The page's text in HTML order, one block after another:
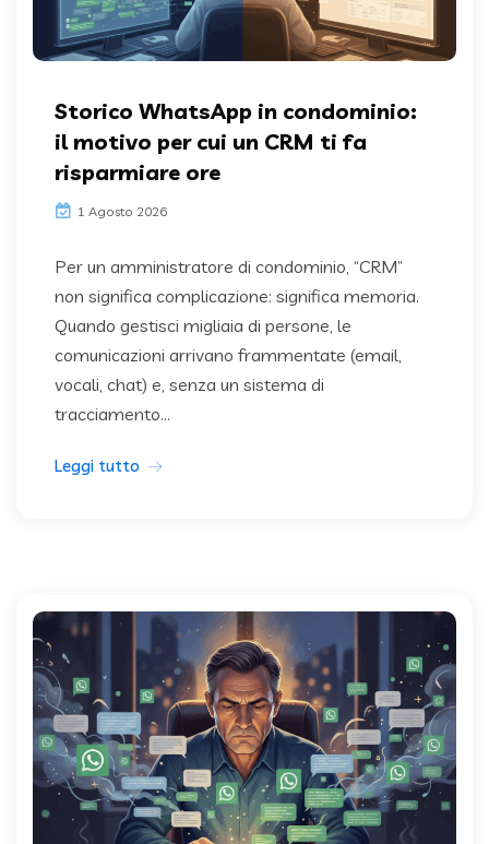
Storico WhatsApp in condominio:
il motivo per cui un CRM ti fa
risparmiare ore
1 Agosto 2026
Per un amministratore di condominio, “CRM”
non significa complicazione: significa memoria.
Quando gestisci migliaia di persone, le
comunicazioni arrivano frammentate (email,
vocali, chat) e, senza un sistema di
tracciamento...
Leggi tutto